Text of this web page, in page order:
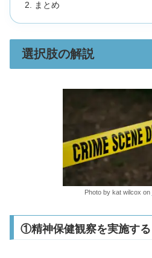
まとめ
選択肢の解説
Photo by kat wilcox on
①精神保健観察を実施する